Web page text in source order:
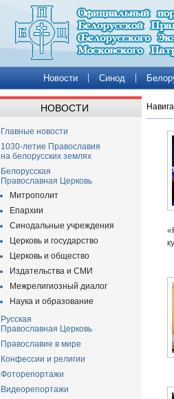
Новости Синод
НОВОСТИ
Главные новости
1030-летие Православия
на белорусских землях
Белорусская
Православная Церковь
Митрополит
Епархии
Синодальные учреждения
Церковь и государство
Церковь и общество
Издательства и СМИ
Межрелигиозный диалог
Наука и образование
Русская
Православная Церковь
Православие в мире
Конфессии и религии
Фоторепортажи
Видеорепортажи